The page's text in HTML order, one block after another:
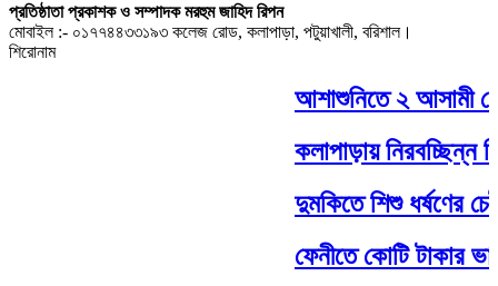
প্রতিষ্ঠাতা প্রকাশক ও সম্পাদক মরহুম জাহিদ রিপন
মোবাইল :- ০১৭৭৪৪৩৩১৯৩ কলেজ রোড, কলাপাড়া, পটুয়াখালী, বরিশাল।
শিরোনাম
আশাশুনিতে ২ আসামী
কলাপাড়ায় নিরবচ্ছিন্ন
দুমকিতে শিশু ধর্ষণের
ফেনীতে কোটি টাকার